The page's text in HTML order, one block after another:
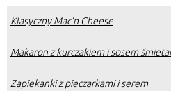
Klasyczny Mac’n Cheese
Makaron z kurczakiem i sosem
Zapiekanki z pieczarkami i serem